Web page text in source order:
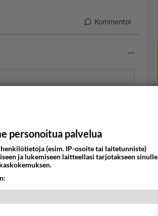
Kommentoi
Kommentoi
personoitua palvelua
(esim. IP-osoite tai laitetunniste)
ja lukemiseen laitteellasi tarjotakseen sinulle